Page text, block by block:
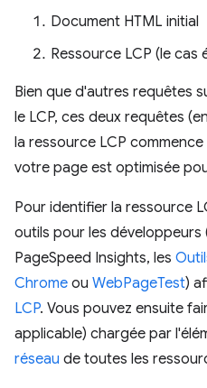
Document HTML initial
Ressource LCP (le cas
Bien que d'autres requêtes
le LCP, ces deux requêtes
la ressource LCP
votre page est optimisée
Pour identifier la ressource
outils pour les développeurs
PageSpeed Insights, les
Chrome ou WebPageTest)
LCP. Vous pouvez ensuite
applicable) chargée par
réseau de toutes les